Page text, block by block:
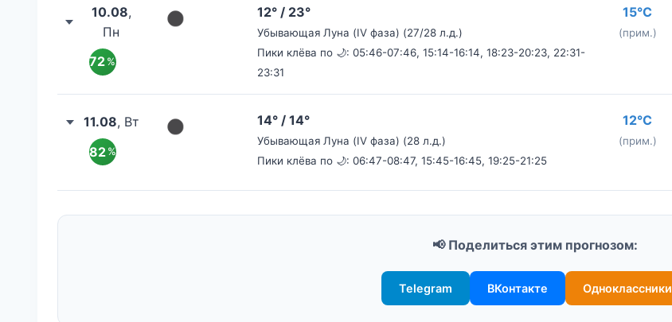
10.08,
Пн
72 %
12° / 23°
Убывающая Луна (IV фаза) (27/28 л.д.)
Пики клёва по 🌙: 05:46-07:46, 15:14-16:14, 18:23-20:23, 22:31-
23:31
15°C
(прим.)
11.08, Вт
82 %
14° / 14°
Убывающая Луна (IV фаза) (28 л.д.)
Пики клёва по 🌙: 06:47-08:47, 15:45-16:45, 19:25-21:25
12°C
(прим.)
📢 Поделиться этим прогнозом:
Telegram ВКонтакте Одноклассники